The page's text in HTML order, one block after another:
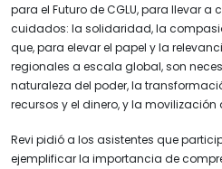
para el Futuro de CGLU, para llevar a
cuidados: la solidaridad, la
que, para elevar el papel y la
regionales a escala global, son
naturaleza del poder, la
recursos y el dinero, y la
Revi pidió a los asistentes que
ejemplificar la importancia de